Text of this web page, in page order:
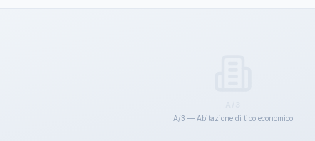
A/3 — Abitazione di tipo economico